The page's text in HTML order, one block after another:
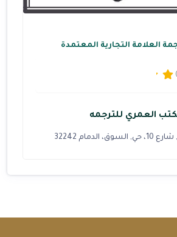
العلامة التجارية المعتمدة
العمري للترجمه